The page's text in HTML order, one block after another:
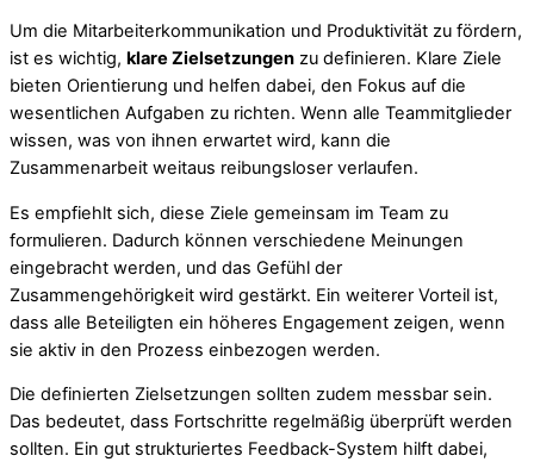
Um die Mitarbeiterkommunikation und Produktivität zu fördern,
ist es wichtig, klare Zielsetzungen zu definieren. Klare Ziele
bieten Orientierung und helfen dabei, den Fokus auf die
wesentlichen Aufgaben zu richten. Wenn alle Teammitglieder
wissen, was von ihnen erwartet wird, kann die
Zusammenarbeit weitaus reibungsloser verlaufen.
Es empfiehlt sich, diese Ziele gemeinsam im Team zu
formulieren. Dadurch können verschiedene Meinungen
eingebracht werden, und das Gefühl der
Zusammengehörigkeit wird gestärkt. Ein weiterer Vorteil ist,
dass alle Beteiligten ein höheres Engagement zeigen, wenn
sie aktiv in den Prozess einbezogen werden.
Die definierten Zielsetzungen sollten zudem messbar sein.
Das bedeutet, dass Fortschritte regelmäßig überprüft werden
sollten. Ein gut strukturiertes Feedback-System hilft dabei,